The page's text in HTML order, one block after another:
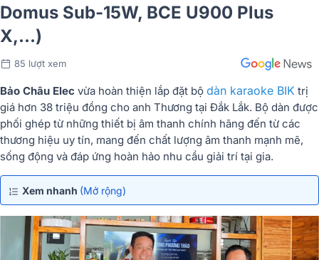
Domus Sub-15W, BCE U900 Plus
X,...)
85 lượt xem
Bảo Châu Elec vừa hoàn thiện lắp đặt bộ dàn karaoke BIK trị
giá hơn 38 triệu đồng cho anh Thương tại Đắk Lắk. Bộ dàn được
phối ghép từ những thiết bị âm thanh chính hãng đến từ các
thương hiệu uy tín, mang đến chất lượng âm thanh mạnh mẽ,
sống động và đáp ứng hoàn hảo nhu cầu giải trí tại gia.
Xem nhanh (Mở rộng)